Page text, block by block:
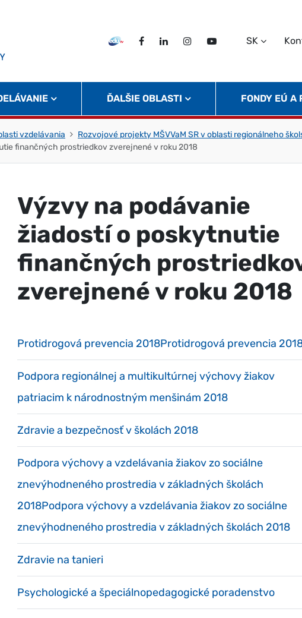
EDU TVFacebookLinkedInInstagram
Twitter
SK
ĎALŠIE OBLASTI FONDY EÚ A
vzdelávania
Rozvojové projekty MŠVVaM SR v oblasti regionálneho
finančných prostriedkov zverejnené v roku 2018
Výzvy na podávanie
žiadostí o poskytnutie
finančných
zverejnené v roku 2018
Protidrogová prevencia 2018Protidrogová prevencia
Podpora regionálnej a multikultúrnej výchovy žiakov
patriacim k národnostným menšinám 2018
Zdravie a bezpečnosť v školách 2018
Podpora výchovy a vzdelávania žiakov zo sociálne
znevýhodneného prostredia v základných školách
2018Podpora výchovy a vzdelávania žiakov zo sociálne
znevýhodneného prostredia v základných školách 2018
Zdravie na tanieri
Psychologické a špeciálnopedagogické poradenstvo